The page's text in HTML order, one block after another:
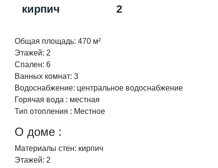
кирпич 2
Общая площадь: 470 м²
Этажей: 2
Спален: 6
Ванных комнат: 3
Водоснабжение: центральное водоснабжение
Горячая вода : местная
Тип отопления : Местное
О доме :
Материалы стен: кирпич
Этажей: 2